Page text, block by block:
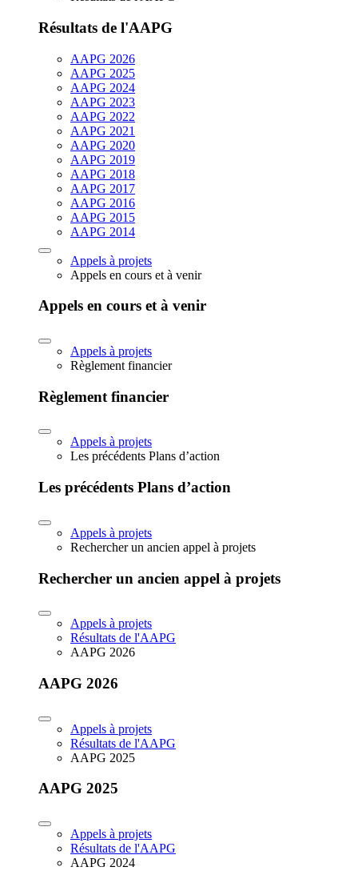
Résultats de l'AAPG
AAPG 2026
AAPG 2025
AAPG 2024
AAPG 2023
AAPG 2022
AAPG 2021
AAPG 2020
AAPG 2019
AAPG 2018
AAPG 2017
AAPG 2016
AAPG 2015
AAPG 2014
Appels à projets
Appels en cours et à venir
Appels en cours et à venir
Appels à projets
Règlement financier
Règlement financier
Appels à projets
Les précédents Plans d’action
Les précédents Plans d’action
Appels à projets
Rechercher un ancien appel à projets
Rechercher un ancien appel à projets
Appels à projets
Résultats de l'AAPG
AAPG 2026
AAPG 2026
Appels à projets
Résultats de l'AAPG
AAPG 2025
AAPG 2025
Appels à projets
Résultats de l'AAPG
AAPG 2024